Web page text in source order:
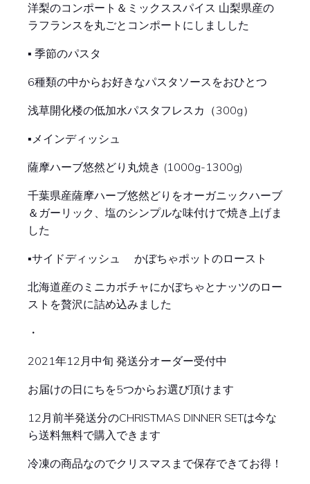
洋梨のコンポート＆ミックススパイス 山梨県産の
ラフランスを丸ごとコンポートにしましした
▪︎ 季節のパスタ
6種類の中からお好きなパスタソースをおひとつ
浅草開化楼の低加水パスタフレスカ（300g）
▪︎メインディッシュ
薩摩ハーブ悠然どり丸焼き (1000g-1300g)
千葉県産薩摩ハーブ悠然どりをオーガニックハーブ
＆ガーリック、塩のシンプルな味付けで焼き上げま
した
▪︎サイドディッシュ かぼちゃポットのロースト
北海道産のミニカボチャにかぼちゃとナッツのロー
ストを贅沢に詰め込みました
・
2021年12月中旬 発送分オーダー受付中
お届けの日にちを5つからお選び頂けます
12月前半発送分のCHRISTMAS DINNER SETは今な
ら送料無料で購入できます
冷凍の商品なのでクリスマスまで保存できてお得！